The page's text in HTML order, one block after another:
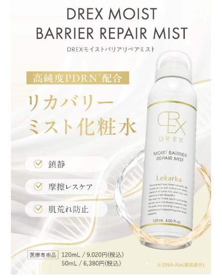
非公開
霧がとても細かく、メイクの上から使うことも
可能。正直お値段に見合った効果は感じられな
かったが、癖のない、万人が使える品だと思
けり
50代
投稿日
2026/01/23
はじめは良さがわからなかったけど、酷いA反応
や、肌トラブルが出た時に使うと、びっくりす
るくらい鎮静が早かったです！
美容医療後にもとても良いと思います。